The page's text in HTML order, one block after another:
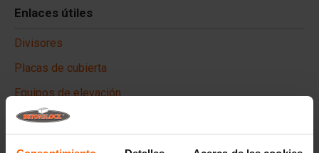
Enlaces útiles
Divisores
Placas de cubierta
Equipos de elevación
Equipos de manipulación